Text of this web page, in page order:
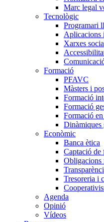
Marc legal
Tecnològic
Programari
Aplicacions
Xarxes
Formació
PFAVC
Màsters i
Formació
Formació
Formació
Dinàmiques
Econòmic
Banca ètica
Captació de
Obligacions
Tresoreria i
Agenda
Opinió
Vídeos